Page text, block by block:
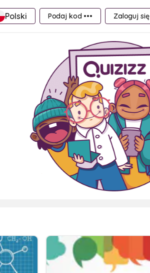
Polski Podaj kod ••• Zaloguj się